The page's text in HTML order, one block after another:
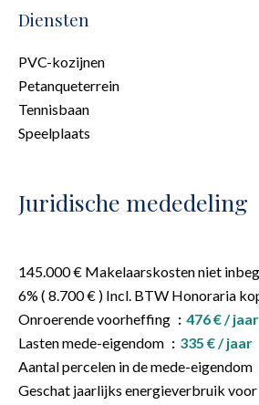
Diensten
PVC-kozijnen
Petanqueterrein
Tennisbaan
Speelplaats
Juridische mededeling
145.000 € Makelaarskosten niet
6% ( 8.700 € ) Incl. BTW Honoraria
Onroerende voorheffing
476 € / jaar
Lasten mede-eigendom
335 € / jaar
Aantal percelen in de mede-eigendom
Geschat jaarlijks energieverbruik voor